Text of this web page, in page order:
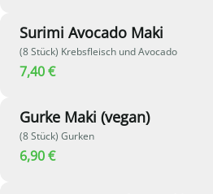
Surimi Avocado Maki
(8 Stück) Krebsfleisch und Avocado
7,40 €
Gurke Maki (vegan)
(8 Stück) Gurken
6,90 €